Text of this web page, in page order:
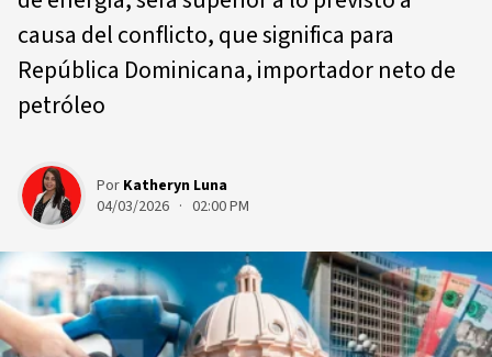
causa del conflicto, que significa para
República Dominicana, importador neto de
petróleo
Por Katheryn Luna
04/03/2026 · 02:00 PM